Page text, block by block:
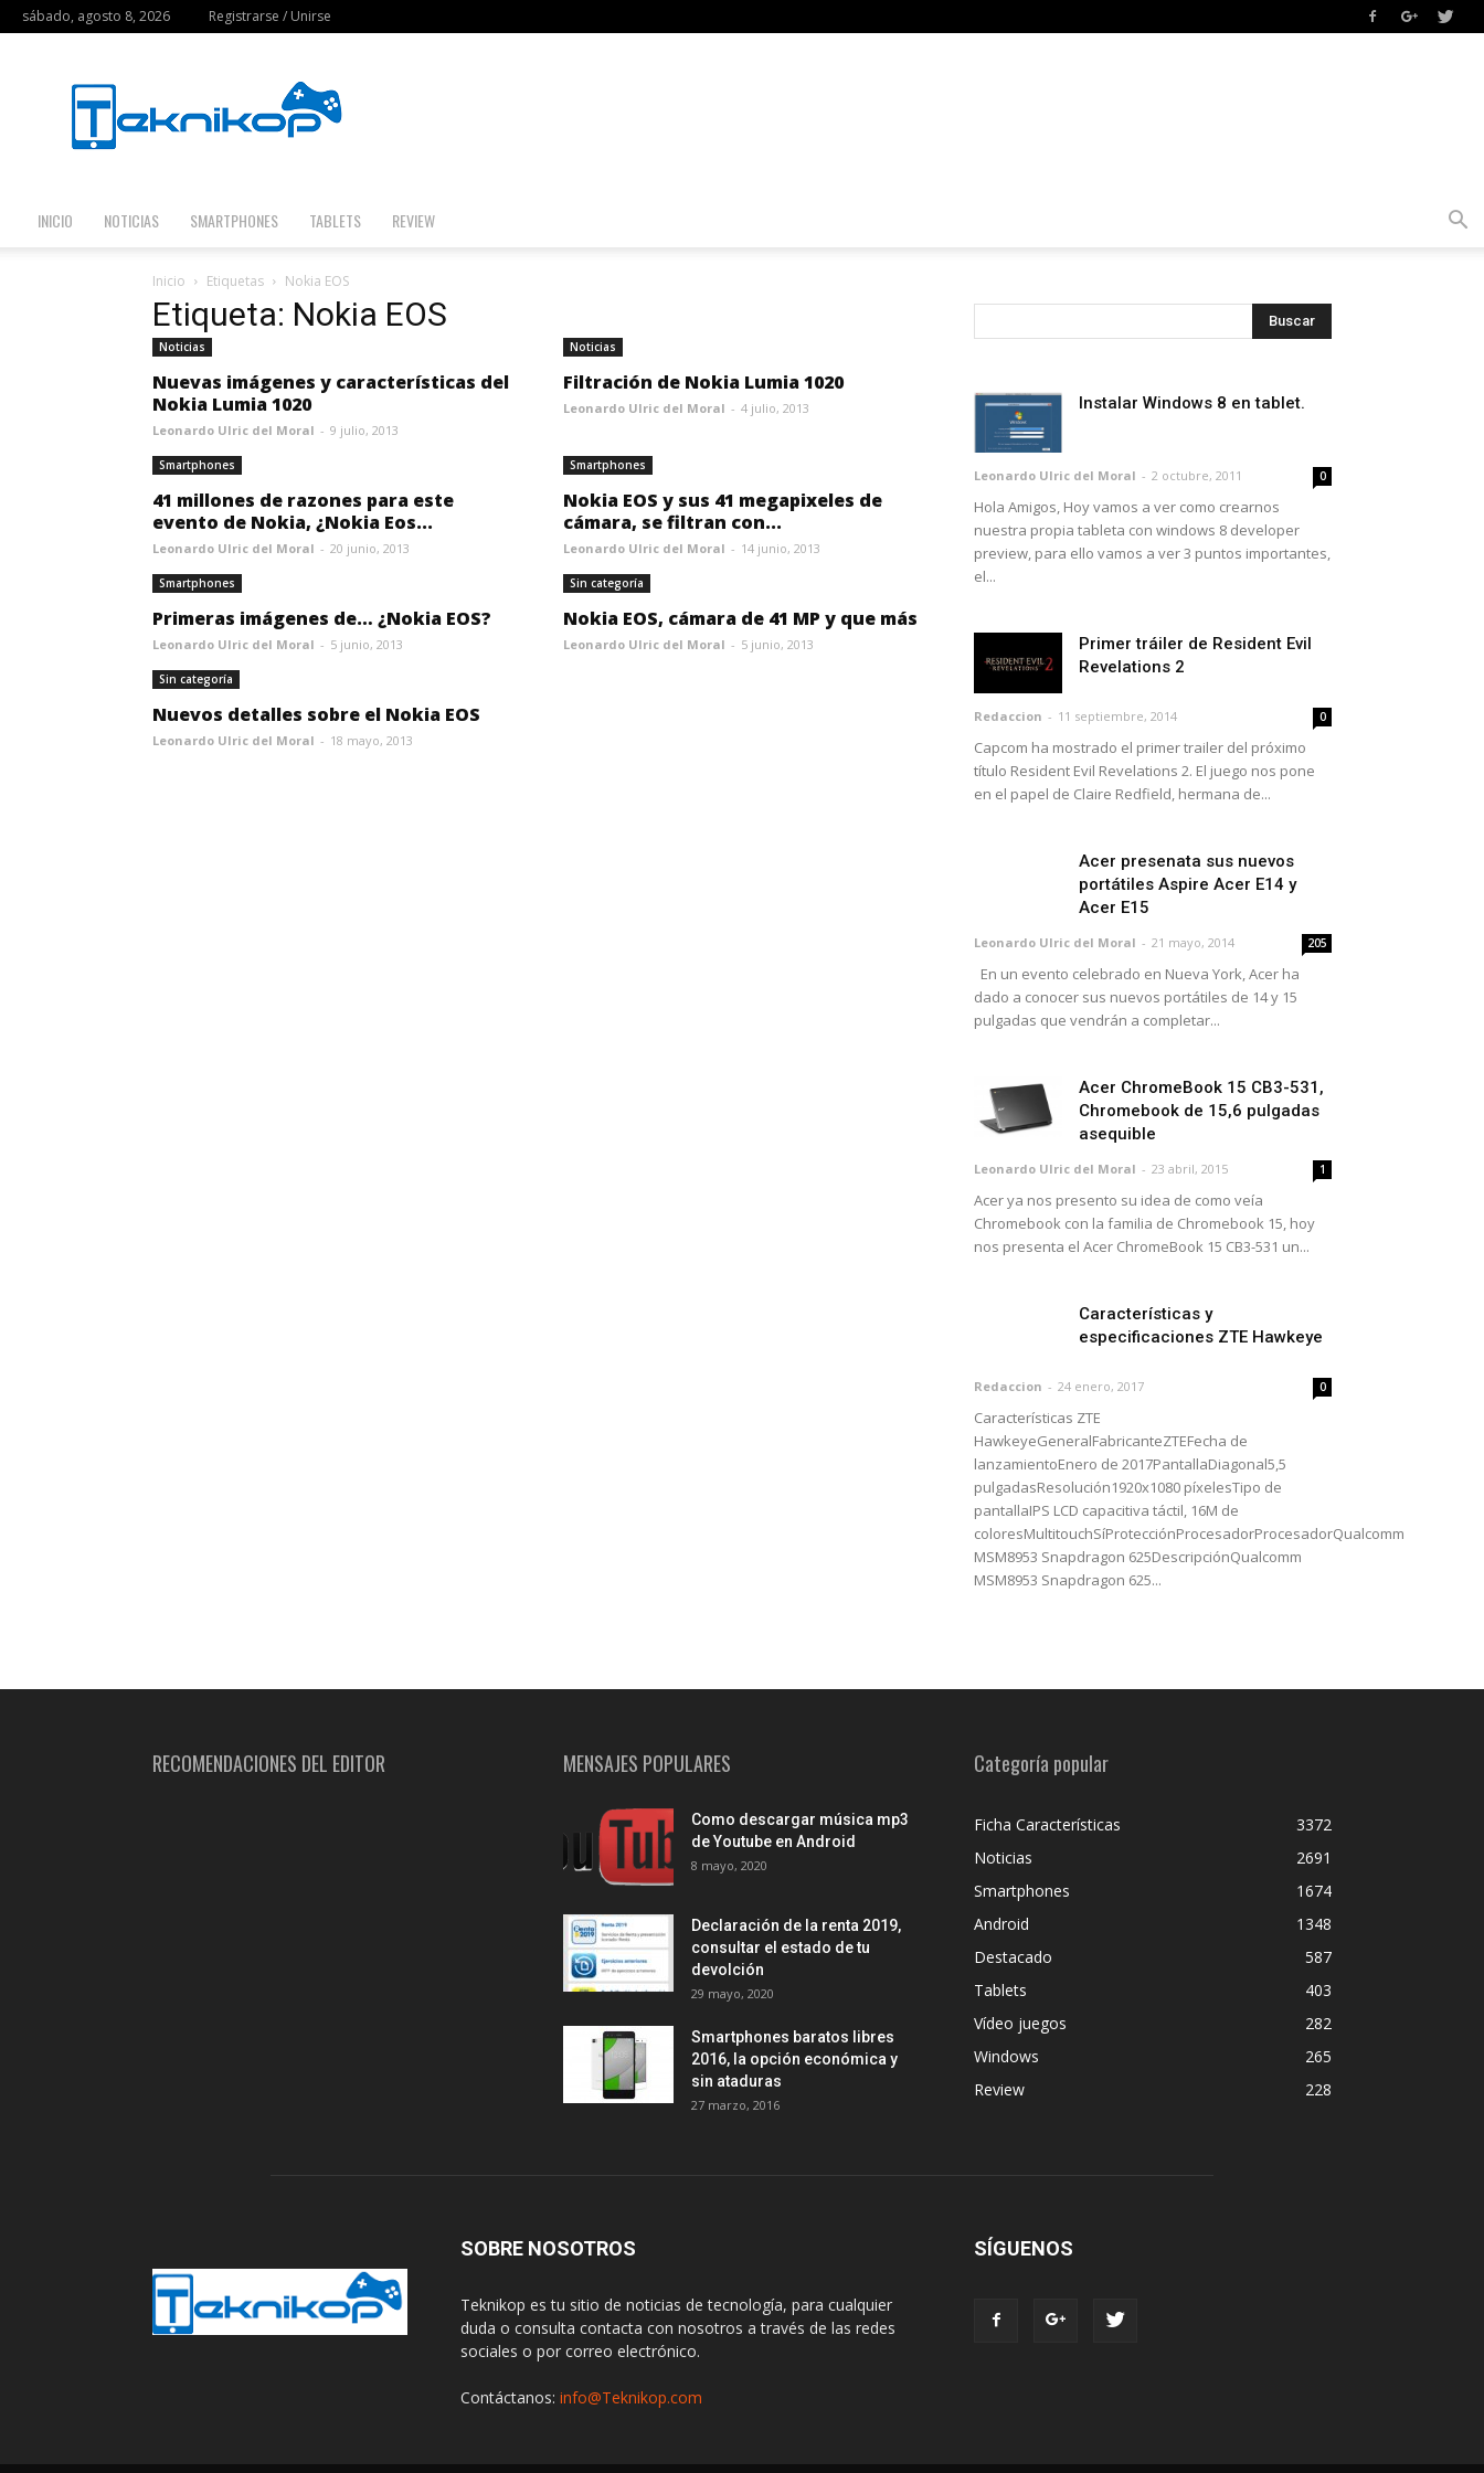
sábado, agosto 8, 2026 Registrarse / Unirse
INICIO NOTICIAS SMARTPHONES TABLETS REVIEW
Inicio Etiquetas Nokia EOS
Etiqueta: Nokia EOS
Noticias
Nuevas imágenes y características del
Nokia Lumia 1020
Leonardo Ulric del Moral - 9 julio, 2013
Noticias
Filtración de Nokia Lumia 1020
Leonardo Ulric del Moral - 4 julio, 2013
Smartphones
41 millones de razones para este
evento de Nokia, ¿Nokia Eos...
Leonardo Ulric del Moral - 20 junio, 2013
Smartphones
Nokia EOS y sus 41 megapixeles de
cámara, se filtran con...
Leonardo Ulric del Moral - 14 junio, 2013
Smartphones
Primeras imágenes de… ¿Nokia EOS?
Leonardo Ulric del Moral - 5 junio, 2013
Sin categoría
Nokia EOS, cámara de 41 MP y que más
Leonardo Ulric del Moral - 5 junio, 2013
Sin categoría
Nuevos detalles sobre el Nokia EOS
Leonardo Ulric del Moral - 18 mayo, 2013
Instalar Windows 8 en tablet.
Leonardo Ulric del Moral - 2 octubre, 2011 0
Hola Amigos, Hoy vamos a ver como crearnos
nuestra propia tableta con windows 8 developer
preview, para ello vamos a ver 3 puntos importantes,
el...
Primer tráiler de Resident Evil
Revelations 2
Redaccion - 11 septiembre, 2014 0
Capcom ha mostrado el primer trailer del próximo
título Resident Evil Revelations 2. El juego nos pone
en el papel de Claire Redfield, hermana de...
Acer presenata sus nuevos
portátiles Aspire Acer E14 y
Acer E15
Leonardo Ulric del Moral - 21 mayo, 2014 205
En un evento celebrado en Nueva York, Acer ha
dado a conocer sus nuevos portátiles de 14 y 15
pulgadas que vendrán a completar...
Acer ChromeBook 15 CB3-531,
Chromebook de 15,6 pulgadas
asequible
Leonardo Ulric del Moral - 23 abril, 2015 1
Acer ya nos presento su idea de como veía
Chromebook con la familia de Chromebook 15, hoy
nos presenta el Acer ChromeBook 15 CB3-531 un...
Características y
especificaciones ZTE Hawkeye
Redaccion - 24 enero, 2017 0
Características ZTE
HawkeyeGeneralFabricanteZTEFecha de
lanzamientoEnero de 2017PantallaDiagonal5,5
pulgadasResolución1920x1080 píxelesTipo de
pantallaIPS LCD capacitiva táctil, 16M de
coloresMultitouchSíProtecciónProcesadorProcesadorQualcomm
MSM8953 Snapdragon 625DescripciónQualcomm
MSM8953 Snapdragon 625...
RECOMENDACIONES DEL EDITOR MENSAJES POPULARES
Como descargar música mp3
de Youtube en Android
8 mayo, 2020
Declaración de la renta 2019,
consultar el estado de tu
devolción
29 mayo, 2020
Smartphones baratos libres
2016, la opción económica y
sin ataduras
27 marzo, 2016
Categoría popular
Ficha Características
3372
Noticias
2691
Smartphones
1674
Android
1348
Destacado
587
Tablets
403
Vídeo juegos
282
Windows
265
Review
228
SOBRE NOSOTROS
Teknikop es tu sitio de noticias de tecnología, para cualquier
duda o consulta contacta con nosotros a través de las redes
sociales o por correo electrónico.
Contáctanos: info@Teknikop.com
SÍGUENOS